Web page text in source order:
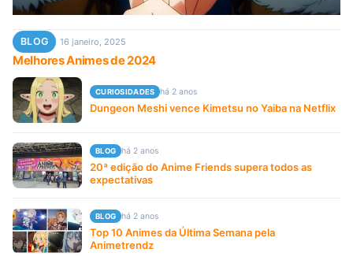
BLOG 16 janeiro, 2025
Melhores Animes de 2024
CURIOSIDADES há 2 anos
Dungeon Meshi vence Kimetsu no Yaiba na Netflix
BLOG há 2 anos
20ª edição do Anime Friends supera todos as
expectativas
BLOG há 2 anos
Top 10 Animes da Última Semana pela
Animetrendz